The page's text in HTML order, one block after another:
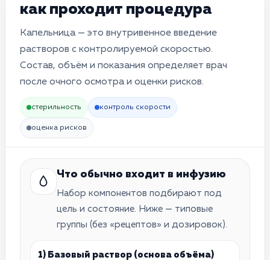
как проходит процедура
Капельница — это внутривенное введение
растворов с контролируемой скоростью.
Состав, объём и показания определяет врач
после очного осмотра и оценки рисков.
стерильность контроль скорости
оценка рисков
Что обычно входит в инфузию
Набор компонентов подбирают под
цель и состояние. Ниже — типовые
группы (без «рецептов» и дозировок).
1) Базовый раствор (основа объёма)